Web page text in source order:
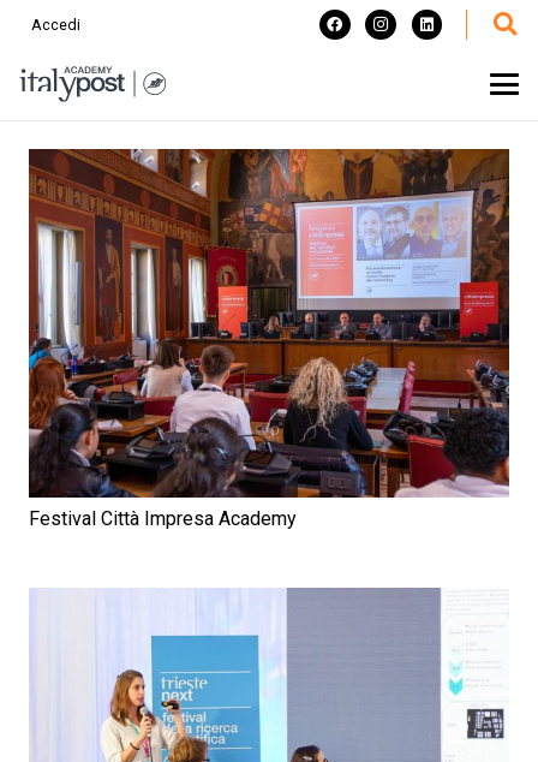
Accedi
Festival Città Impresa Academy